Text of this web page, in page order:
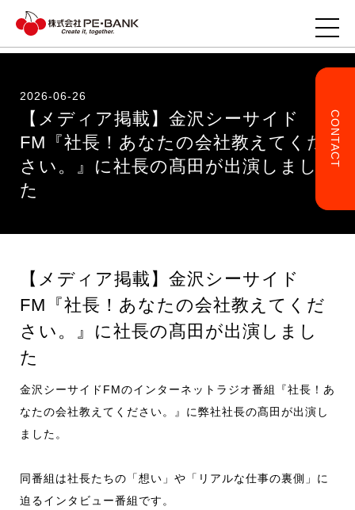
TOP
企業様へ
企業情報
採用情報
CONTACT
2026-06-26
【メディア掲載】金沢シーサイド
FM『社長！あなたの会社教えてくだ
さい。』に社長の髙田が出演しまし
た
【メディア掲載】金沢シーサイド
FM『社長！あなたの会社教えてくだ
さい。』に社長の髙田が出演しまし
た
金沢シーサイドFMのインターネットラジオ番組『社長！あ
なたの会社教えてください。』に弊社社長の髙田が出演し
ました。
同番組は社長たちの「想い」や「リアルな仕事の裏側」に
迫るインタビュー番組です。